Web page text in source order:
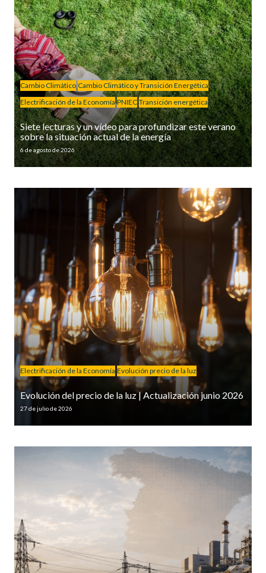
Cambio Climático Cambio Climático y Transición Energética
Electrificación de la Economía PNIEC Transición energética
Siete lecturas y un vídeo para profundizar este verano
sobre la situación actual de la energía
6 de agosto de 2026
Electrificación de la Economía Evolución precio de la luz
Evolución del precio de la luz | Actualización junio 2026
27 de julio de 2026